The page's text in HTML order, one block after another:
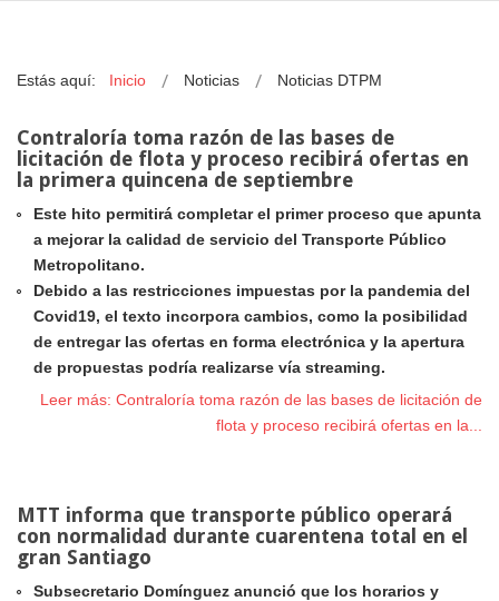
Estás aquí: Inicio Noticias Noticias DTPM
Contraloría toma razón de las bases de
licitación de flota y proceso recibirá ofertas en
la primera quincena de septiembre
Este hito permitirá completar el primer proceso que apunta
a mejorar la calidad de servicio del Transporte Público
Metropolitano.
Debido a las restricciones impuestas por la pandemia del
Covid19, el texto incorpora cambios, como la posibilidad
de entregar las ofertas en forma electrónica y la apertura
de propuestas podría realizarse vía streaming.
Leer más: Contraloría toma razón de las bases de licitación de
flota y proceso recibirá ofertas en la...
MTT informa que transporte público operará
con normalidad durante cuarentena total en el
gran Santiago
Subsecretario Domínguez anunció que los horarios y